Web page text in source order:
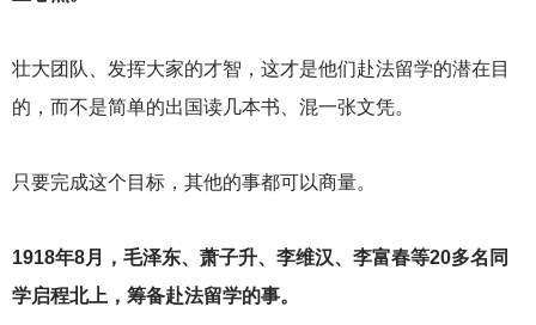
壮大团队、发挥大家的才智，这才是他们赴法留学的潜在目
的，而不是简单的出国读几本书、混一张文凭。
只要完成这个目标，其他的事都可以商量。
1918年8月，毛泽东、萧子升、李维汉、李富春等20多名同
学启程北上，筹备赴法留学的事。